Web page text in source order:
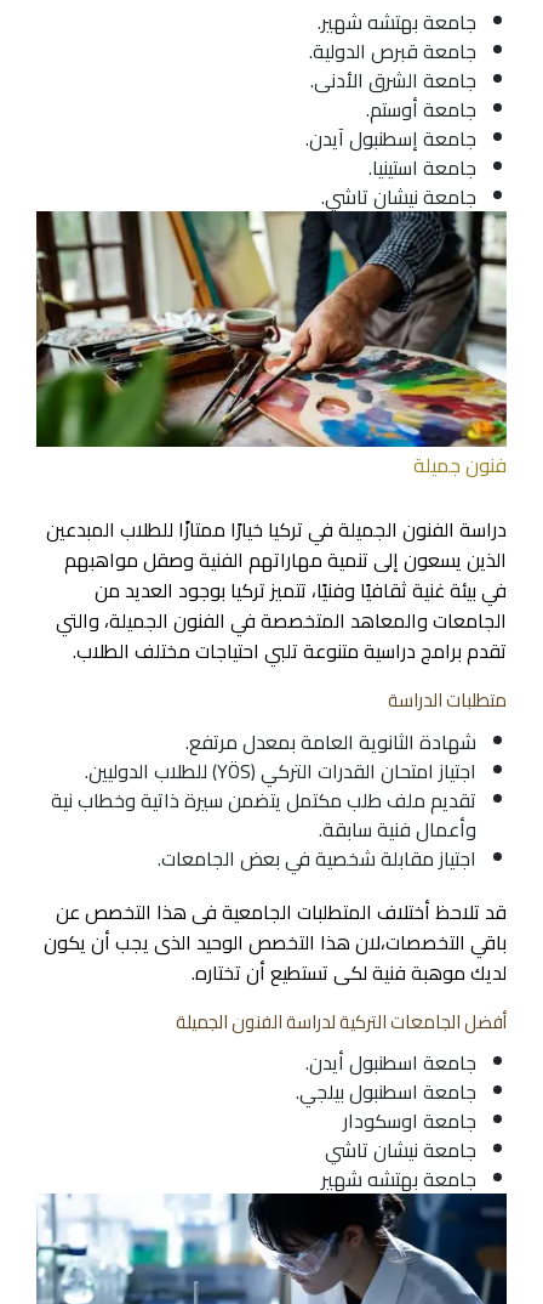
جامعة بهتشه شهير.
جامعة قبرص الدولية.
جامعة الشرق الأدنى.
جامعة أوستم.
جامعة إسطنبول آيدن.
جامعة استينيا.
جامعة نيشان تاشي.
فنون جميلة
دراسة الفنون الجميلة في تركيا خيارًا ممتازًا للطلاب المبدعين
الذين يسعون إلى تنمية مهاراتهم الفنية وصقل مواهبهم
في بيئة غنية ثقافيًا وفنيًا، تتميز تركيا بوجود العديد من
الجامعات والمعاهد المتخصصة في الفنون الجميلة، والتي
تقدم برامج دراسية متنوعة تلبي احتياجات مختلف الطلاب.
متطلبات الدراسة
شهادة الثانوية العامة بمعدل مرتفع.
اجتياز امتحان القدرات التركي (YÖS) للطلاب الدوليين.
تقديم ملف طلب مكتمل يتضمن سيرة ذاتية وخطاب نية
وأعمال فنية سابقة.
اجتياز مقابلة شخصية في بعض الجامعات.
قد تلاحظ أختلاف المتطلبات الجامعية فى هذا التخصص عن
باقي التخصصات،لان هذا التخصص الوحيد الذى يجب أن يكون
لديك موهبة فنية لكى تستطيع أن تختاره.
أفضل الجامعات التركية لدراسة الفنون الجميلة
جامعة اسطنبول أيدن.
جامعة اسطنبول بيلجي.
جامعة اوسكودار
جامعة نيشان تاشي
جامعة بهتشه شهير